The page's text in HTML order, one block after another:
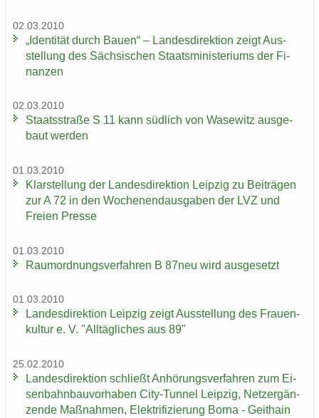
02.03.2010
„Iden­ti­tät durch Bauen“ – Lan­des­di­rek­ti­on zeigt Aus­
stel­lung des Säch­si­schen Staats­mi­nis­te­ri­ums der Fi­
nan­zen
02.03.2010
Staats­stra­ße S 11 kann süd­lich von Wase­witz aus­ge­
baut wer­den
01.03.2010
Klar­stel­lung der Lan­des­di­rek­ti­on Leip­zig zu Bei­trä­gen
zur A 72 in den Wo­chen­end­aus­ga­ben der LVZ und
Frei­en Pres­se
01.03.2010
Raum­ord­nungs­ver­fah­ren B 87neu wird aus­ge­setzt
01.03.2010
Lan­des­di­rek­ti­on Leip­zig zeigt Aus­stel­lung des Frau­en­
kul­tur e. V. "All­täg­li­ches aus 89"
25.02.2010
Lan­des­di­rek­ti­on schließt An­hö­rungs­ver­fah­ren zum Ei­
sen­bahn­bau­vor­ha­ben City-​Tunnel Leip­zig, Netz­er­gän­
zen­de Maß­nah­men, Elek­tri­fi­zie­rung Borna - Geit­hain